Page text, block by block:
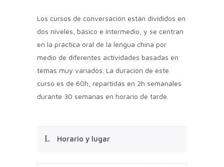
Los cursos de conversación están divididos en
dos niveles, básico e intermedio, y se centran
en la práctica oral de la lengua china por
medio de diferentes actividades basadas en
temas muy variados. La duración de este
curso es de 60h, repartidas en 2h semanales
durante 30 semanas en horario de tarde.
Horario y lugar